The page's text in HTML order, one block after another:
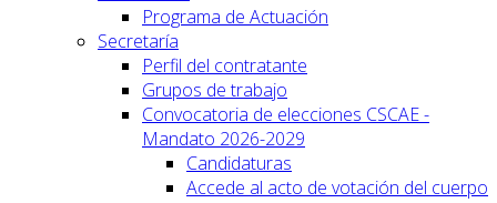
Programa de Actuación
Secretaría
Perfil del contratante
Grupos de trabajo
Convocatoria de elecciones CSCAE -
Mandato 2026-2029
Candidaturas
Accede al acto de votación del cuerpo